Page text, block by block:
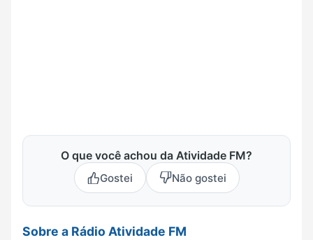
O que você achou da Atividade FM?
Gostei Não gostei
Sobre a Rádio Atividade FM